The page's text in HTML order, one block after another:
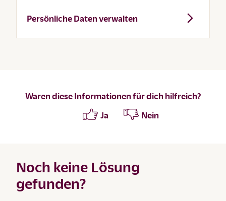
Persönliche Daten verwalten
Waren diese Informationen für dich hilfreich?
Ja
Nein
Noch keine Lösung
gefunden?